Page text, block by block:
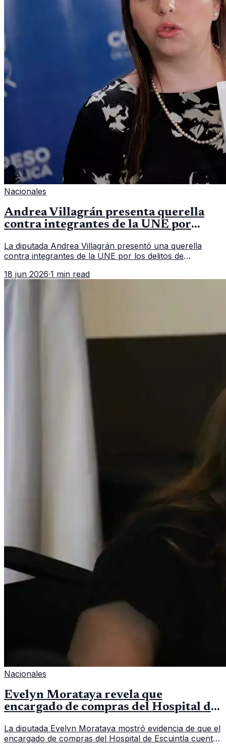
Nacionales
Andrea Villagrán presenta querella
contra integrantes de la UNE por
La diputada Andrea Villagrán presentó una querella
contra integrantes de la UNE por los delitos de
18 jun 2026·1 min read
Nacionales
Evelyn Morataya revela que
encargado de compras del Hospital de
La diputada Evelyn Morataya mostró evidencia de que el
encargado de compras del Hospital de Escuintla cuenta